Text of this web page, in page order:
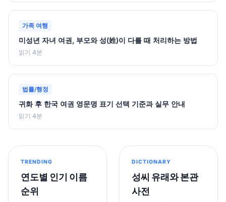
가족 여행
미성년 자녀 여권, 부모와 성(姓)이 다를 때 처리하는 방법
읽기 4분
법률/행정
귀화 후 한국 여권 영문명 표기 선택 기준과 실무 안내
읽기 4분
TRENDING
연도별 인기 이름
순위
DICTIONARY
성씨 유래와 본관
사전